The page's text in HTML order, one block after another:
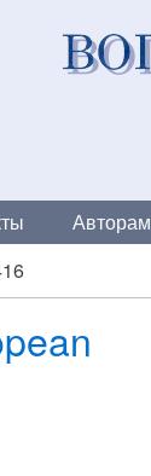
Авторам